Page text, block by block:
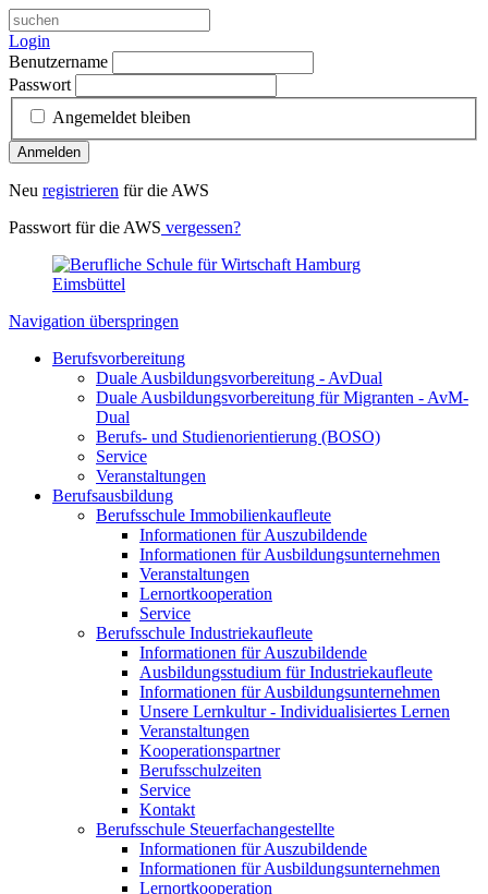
Login
Benutzername
Passwort
Angemeldet bleiben
Anmelden
Neu registrieren für die AWS
Passwort für die AWS vergessen?
Navigation überspringen
Berufsvorbereitung
Duale Ausbildungsvorbereitung - AvDual
Duale Ausbildungsvorbereitung für Migranten - AvM-
Dual
Berufs- und Studienorientierung (BOSO)
Service
Veranstaltungen
Berufsausbildung
Berufsschule Immobilienkaufleute
Informationen für Auszubildende
Informationen für Ausbildungsunternehmen
Veranstaltungen
Lernortkooperation
Service
Berufsschule Industriekaufleute
Informationen für Auszubildende
Ausbildungsstudium für Industriekaufleute
Informationen für Ausbildungsunternehmen
Unsere Lernkultur - Individualisiertes Lernen
Veranstaltungen
Kooperationspartner
Berufsschulzeiten
Service
Kontakt
Berufsschule Steuerfachangestellte
Informationen für Auszubildende
Informationen für Ausbildungsunternehmen
Lernortkooperation